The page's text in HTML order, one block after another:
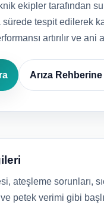
ekipler tarafından
sürede tespit edilerek
artırılır ve ani
Arıza Rehberine
ateşleme sorunları,
petek verimi gibi